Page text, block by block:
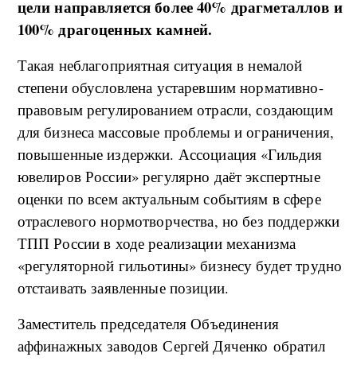
цели направляется более 40% драгметаллов и
100% драгоценных камней.
Такая неблагоприятная ситуация в немалой
степени обусловлена устаревшим нормативно-
правовым регулированием отрасли, создающим
для бизнеса массовые проблемы и ограничения,
повышенные издержки. Ассоциация «Гильдия
ювелиров России» регулярно даёт экспертные
оценки по всем актуальным событиям в сфере
отраслевого нормотворчества, но без поддержки
ТПП России в ходе реализации механизма
«регуляторной гильотины» бизнесу будет трудно
отстаивать заявленные позиции.
Заместитель председателя Объединения
аффинажных заводов Сергей Дяченко обратил